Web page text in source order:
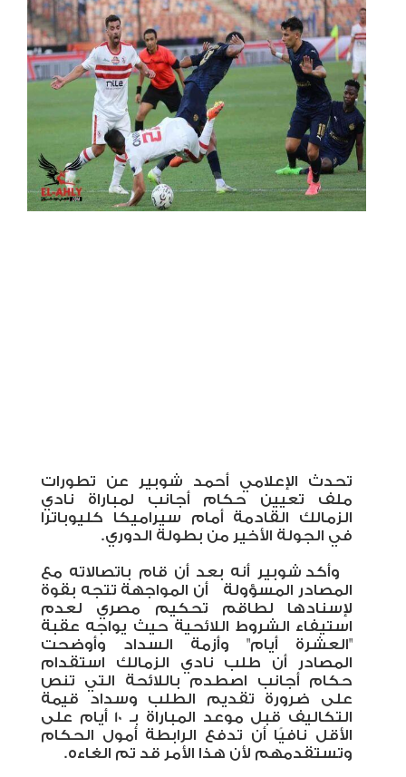
تحدث الإعلامي أحمد شوبير عن تطورات
ملف تعيين حكام أجانب لمباراة نادي
الزمالك القادمة أمام سيراميكا كليوباترا
في الجولة الأخير من بطولة الدوري.
وأكد شوبير أنه بعد أن قام باتصالاته مع
المصادر المسؤولة
أن المواجهة تتجه بقوة
لإسنادها لطاقم تحكيم مصري لعدم
استيفاء الشروط اللائحية حيث يواجه عقبة
"العشرة أيام" وأزمة السداد وأوضحت
المصادر أن طلب نادي الزمالك استقدام
حكام أجانب اصطدم باللائحة التي تنص
على ضرورة تقديم الطلب وسداد قيمة
التكاليف قبل موعد المباراة بـ 10 أيام على
الأقل نافيًا أن تدفع الرابطة أمول الحكام
وتستقدمهم لأن هذا الأمر قد تم الغاءه.